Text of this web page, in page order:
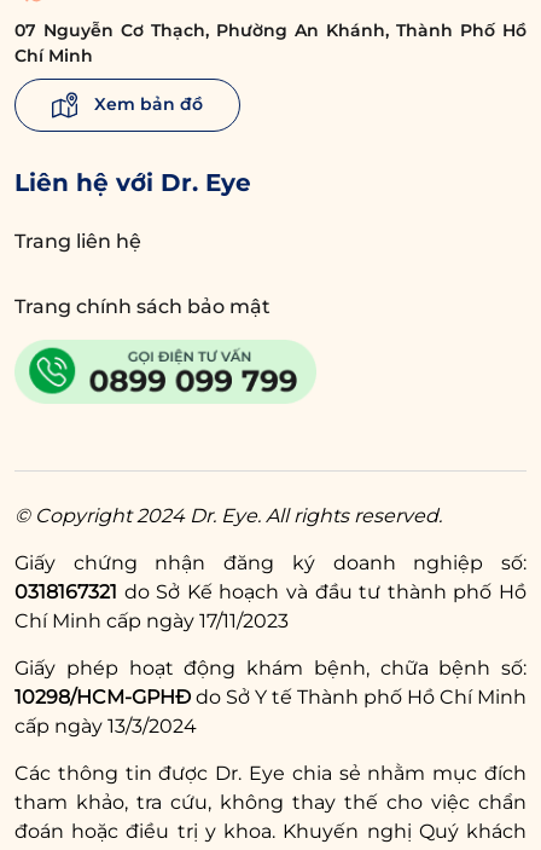
07 Nguyễn Cơ Thạch, Phường An Khánh, Thành Phố Hồ
Chí Minh
Xem bản đồ
Liên hệ với Dr. Eye
Trang liên hệ
Trang chính sách bảo mật
© Copyright 2024 Dr. Eye. All rights reserved.
Giấy chứng nhận đăng ký doanh nghiệp số:
0318167321 do Sở Kế hoạch và đầu tư thành phố Hồ
Chí Minh cấp ngày 17/11/2023
Giấy phép hoạt động khám bệnh, chữa bệnh số:
10298/HCM-GPHĐ do Sở Y tế Thành phố Hồ Chí Minh
cấp ngày 13/3/2024
Các thông tin được Dr. Eye chia sẻ nhằm mục đích
tham khảo, tra cứu, không thay thế cho việc chẩn
đoán hoặc điều trị y khoa. Khuyến nghị Quý khách